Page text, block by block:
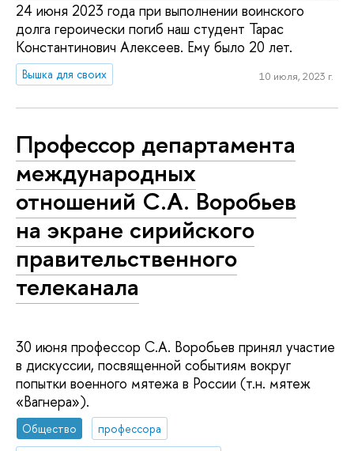
24 июня 2023 года при выполнении воинского
долга героически погиб наш студент Тарас
Константинович Алексеев. Ему было 20 лет.
Вышка для своих 10 июля, 2023 г.
Профессор департамента
международных
отношений С.А. Воробьев
на экране сирийского
правительственного
телеканала
30 июня профессор С.А. Воробьев принял участие
в дискуссии, посвященной событиям вокруг
попытки военного мятежа в России (т.н. мятеж
«Вагнера»).
Общество
профессора